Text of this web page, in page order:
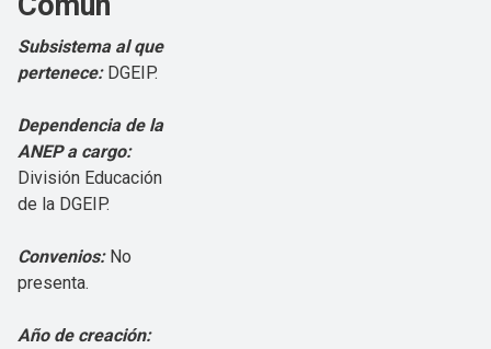
Subsistema al que
pertenece:DGEIP.
Dependencia de la
ANEP a cargo:
División Educación
de la DGEIP.
Convenios:No
presenta.
Año de creación: